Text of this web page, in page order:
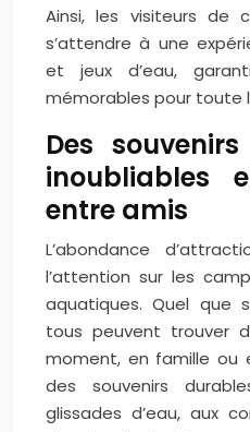
Ainsi, les visiteurs de
s’attendre à une
et jeux d’eau,
mémorables pour toute
Des
inoubliables
entre amis
L’abondance
l’attention sur les
aquatiques. Quel que
tous peuvent trouver
moment, en famille ou
des souvenirs
glissades d’eau, aux